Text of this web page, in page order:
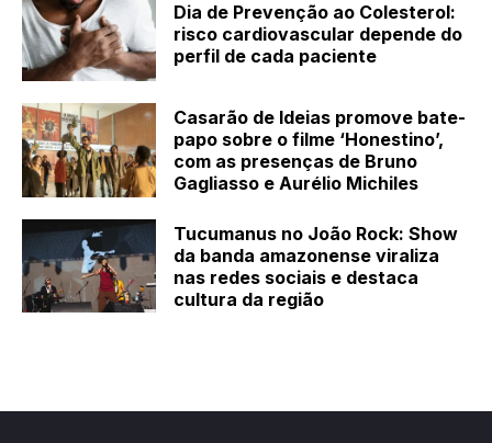
Dia de Prevenção ao Colesterol:
risco cardiovascular depende do
perfil de cada paciente
Casarão de Ideias promove bate-
papo sobre o filme ‘Honestino’,
com as presenças de Bruno
Gagliasso e Aurélio Michiles
Tucumanus no João Rock: Show
da banda amazonense viraliza
nas redes sociais e destaca
cultura da região